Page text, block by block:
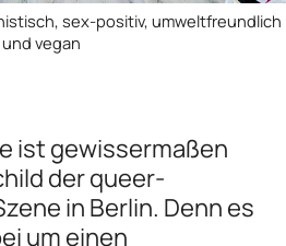
sex-positiv, umweltfreundlich
und vegan
ist gewissermaßen
der queer-
in Berlin. Denn es
um einen